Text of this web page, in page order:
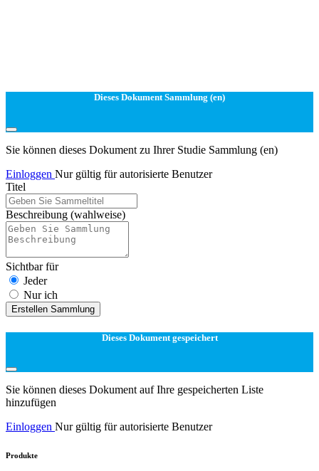
Dieses Dokument Sammlung (en)
Sie können dieses Dokument zu Ihrer Studie Sammlung (en)
Einloggen Nur gültig für autorisierte Benutzer
Titel
Beschreibung (wahlweise)
Sichtbar für
Jeder
Nur ich
Erstellen Sammlung
Dieses Dokument gespeichert
Sie können dieses Dokument auf Ihre gespeicherten Liste
hinzufügen
Einloggen Nur gültig für autorisierte Benutzer
Produkte